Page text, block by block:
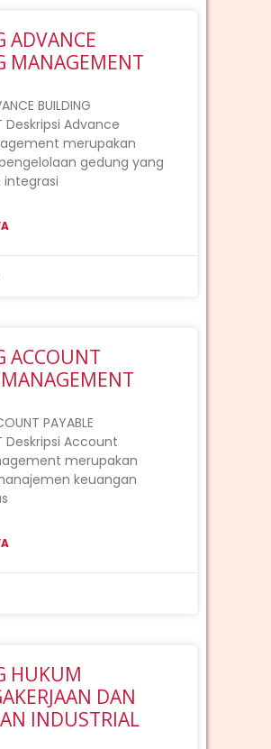
ADVANCE
MANAGEMENT
BUILDING
Deskripsi Advance
merupakan
gedung yang
ACCOUNT
PAYABLE
Deskripsi Account
merupakan
keuangan
HUKUM
DAN
INDUSTRIAL